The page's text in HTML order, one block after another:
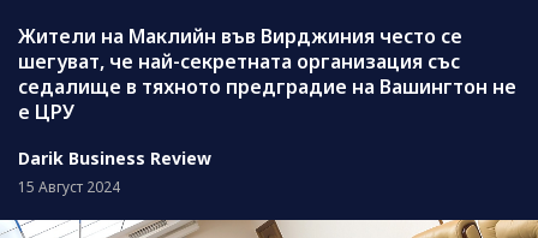
Жители на Маклийн във Вирджиния често се
шегуват, че най-секретната организация със
седалище в тяхното предградие на Вашингтон не
е ЦРУ
Darik Business Review
15 Август 2024